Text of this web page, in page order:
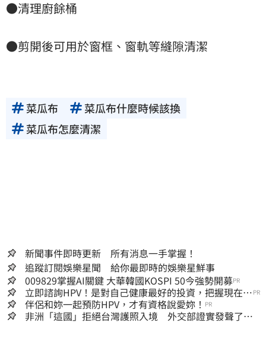
●清理廚餘桶
●剪開後可用於窗框、窗軌等縫隙清潔
菜瓜布
菜瓜布什麼時候該換
菜瓜布怎麼清潔
新聞事件即時更新 所有消息一手掌握！
追蹤訂閱娛樂星聞 給你最即時的娛樂星鮮事
009829掌握AI關鍵 大華韓國KOSPI 50今強勢開募PR
立即諮詢HPV！是對自己健康最好的投資，把握現在不
嫌晚！
PR
伴侶和妳一起預防HPV，才有資格說愛妳！ PR
非洲「這國」拒絕台灣護照入境 外交部證實發聲了：